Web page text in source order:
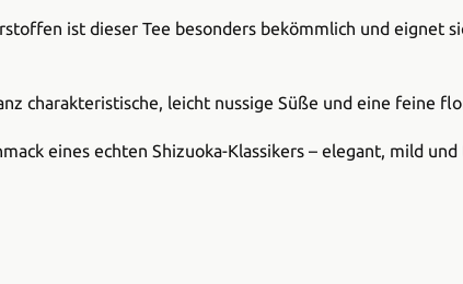
ist dieser Tee besonders bekömmlich und eignet
charakteristische, leicht nussige Süße und eine feine
eines echten Shizuoka-Klassikers – elegant, mild